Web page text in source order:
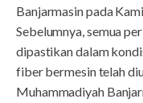
Banjarmasin pada
Sebelumnya, semua
dipastikan dalam
fiber bermesin telah
Muhammadiyah